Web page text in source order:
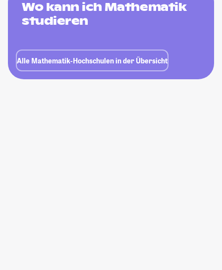
Wo kann ich Mathematik
studieren
Alle Mathematik-Hochschulen in der Übersicht